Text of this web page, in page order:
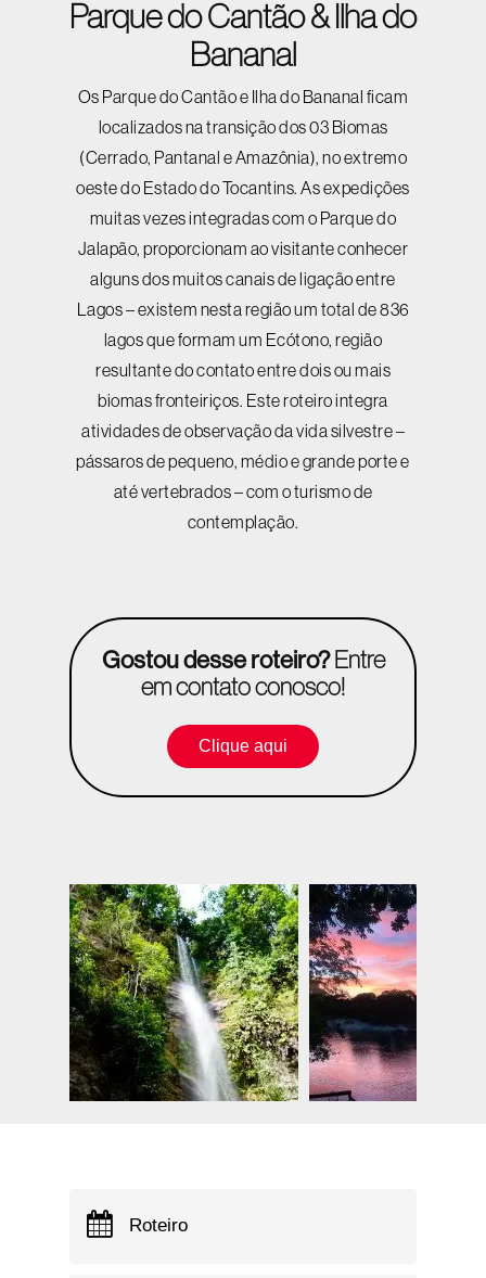
Parque do Cantão & Ilha do
Bananal
Os Parque do Cantão e Ilha do Bananal ficam
localizados na transição dos 03 Biomas
(Cerrado, Pantanal e Amazônia), no extremo
oeste do Estado do Tocantins. As expedições
muitas vezes integradas com o Parque do
Jalapão, proporcionam ao visitante conhecer
alguns dos muitos canais de ligação entre
Lagos – existem nesta região um total de 836
lagos que formam um Ecótono, região
resultante do contato entre dois ou mais
biomas fronteiriços. Este roteiro integra
atividades de observação da vida silvestre –
pássaros de pequeno, médio e grande porte e
até vertebrados – com o turismo de
contemplação.
Gostou desse roteiro?Entre
em contato conosco!
Clique aqui
Roteiro